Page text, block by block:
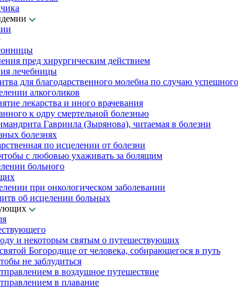
пред хирургическим действием
лечебницы
для благодарственного молебна по случаю
алкоголиков
лекарства и иного врачевания
к одру смертельной болезнью
Гавриила (Зырянова), читаемая в болезни
болезнях
по исцелении от болезни
с любовью ухаживать за болящим
больного
при онкологическом заболевании
об исцелении больных
и некоторым святым о путешествующих
Богородице от человека, собирающегося в путь
не заблудиться
в воздушное путешествие
в плавание